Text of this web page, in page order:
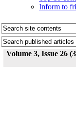
Inform to
Volume 3, Issue 26